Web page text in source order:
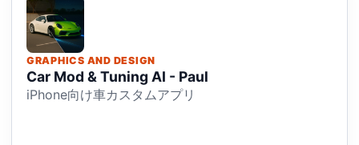
GRAPHICS AND DESIGN
Car Mod & Tuning AI - Paul
iPhone向け車カスタムアプリ